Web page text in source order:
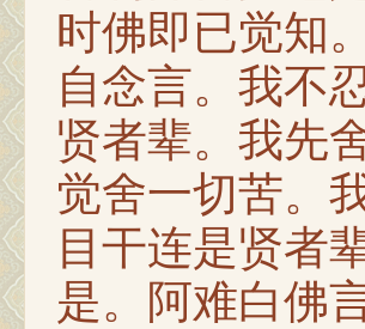
时佛即已觉知
自念言。我不
贤者辈。我先
觉舍一切苦。
目干连是贤者
是。阿难白佛